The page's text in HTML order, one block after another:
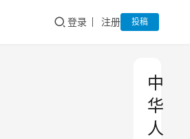
登录 注册 投稿
中
华
人